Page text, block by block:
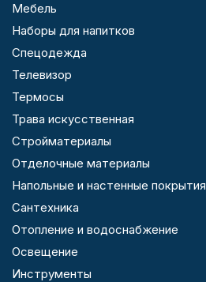
Мебель
Наборы для напитков
Спецодежда
Телевизор
Термосы
Трава искусственная
Стройматериалы
Отделочные материалы
Напольные и настенные покрытия
Сантехника
Отопление и водоснабжение
Освещение
Инструменты